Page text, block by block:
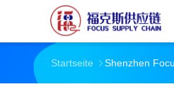
Startseite Shenzhen